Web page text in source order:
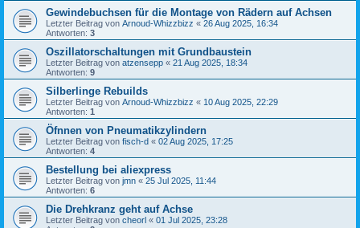
Gewindebuchsen für die Montage von Rädern auf Achsen
Letzter Beitrag von Arnoud-Whizzbizz « 26 Aug 2025, 16:34
Antworten: 3
Oszillatorschaltungen mit Grundbaustein
Letzter Beitrag von atzensepp « 21 Aug 2025, 18:34
Antworten: 9
Silberlinge Rebuilds
Letzter Beitrag von Arnoud-Whizzbizz « 10 Aug 2025, 22:29
Antworten: 1
Öfnnen von Pneumatikzylindern
Letzter Beitrag von fisch-d « 02 Aug 2025, 17:25
Antworten: 4
Bestellung bei aliexpress
Letzter Beitrag von jmn « 25 Jul 2025, 11:44
Antworten: 6
Die Drehkranz geht auf Achse
Letzter Beitrag von cheorl « 01 Jul 2025, 23:28